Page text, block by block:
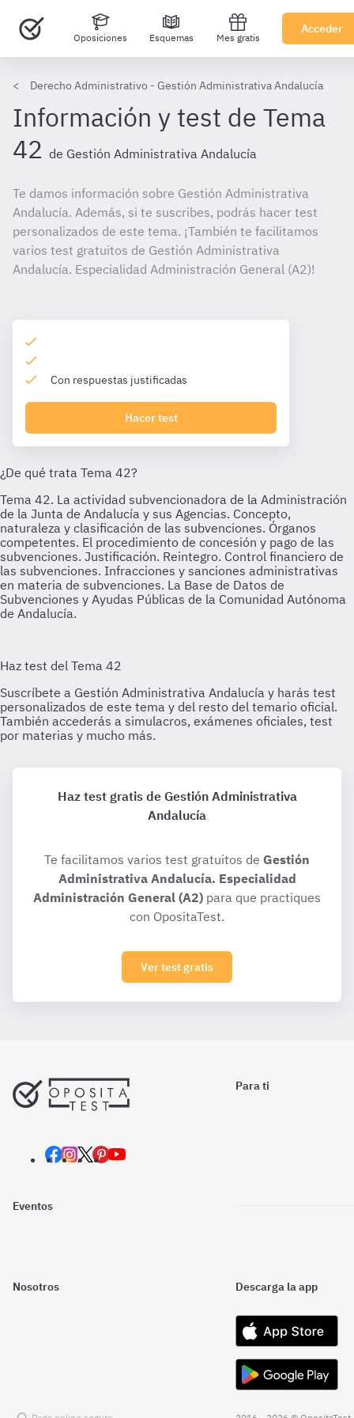
Oposiciones Esquemas Mes gratis
Acceder
Derecho Administrativo - Gestión Administrativa Andalucía
Información y test de Tema
42 de Gestión Administrativa Andalucía
Te damos información sobre Gestión Administrativa
Andalucía. Además, si te suscribes, podrás hacer test
personalizados de este tema. ¡También te facilitamos
varios test gratuitos de Gestión Administrativa
Andalucía. Especialidad Administración General (A2)!
Con respuestas justificadas
Hacer test
Haz test gratis de Gestión Administrativa
Andalucía
Te facilitamos varios test gratuitos de Gestión
Administrativa Andalucía. Especialidad
Administración General (A2) para que practiques
con OpositaTest.
Ver test gratis
Para ti
Eventos
Nosotros Descarga la app